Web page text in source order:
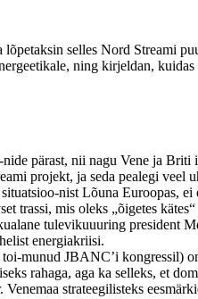
selles Nord Streami
ning kirjeldan, kuidas
pärast, nii nagu Vene ja
projekt, ja seda pealegi veel
nist Lõuna Euroopas, ei
mis oleks „õigetes
tulevikuuuring president
energiakriisi.
munud JBANC’i kongressil)
rahaga, aga ka selleks, et
strateegilisteks